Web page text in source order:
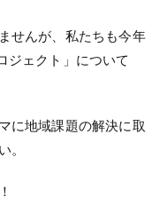
せんが、私たちも今年
ジェクト」について
に地域課題の解決に取
。